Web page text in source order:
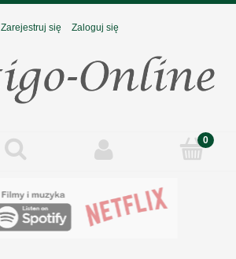
Zarejestruj się Zaloguj się